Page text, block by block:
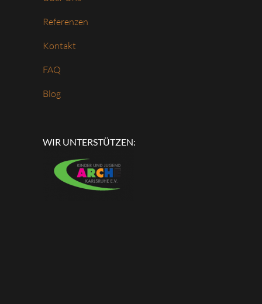
Referenzen
Kontakt
FAQ
Blog
WIR UNTERSTÜTZEN: